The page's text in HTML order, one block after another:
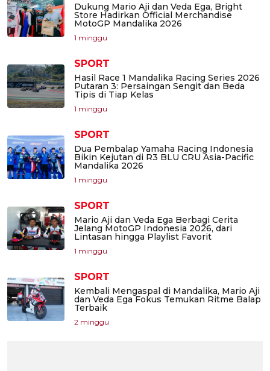
Dukung Mario Aji dan Veda Ega, Bright
Store Hadirkan Official Merchandise
MotoGP Mandalika 2026
1 minggu
SPORT
Hasil Race 1 Mandalika Racing Series 2026
Putaran 3: Persaingan Sengit dan Beda
Tipis di Tiap Kelas
1 minggu
SPORT
Dua Pembalap Yamaha Racing Indonesia
Bikin Kejutan di R3 BLU CRU Asia-Pacific
Mandalika 2026
1 minggu
SPORT
Mario Aji dan Veda Ega Berbagi Cerita
Jelang MotoGP Indonesia 2026, dari
Lintasan hingga Playlist Favorit
1 minggu
SPORT
Kembali Mengaspal di Mandalika, Mario Aji
dan Veda Ega Fokus Temukan Ritme Balap
Terbaik
2 minggu